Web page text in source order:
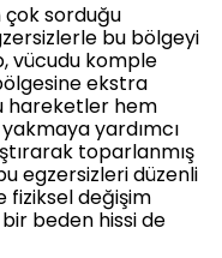
sorduğu
bu bölgeyi
vücudu komple
ekstra
hareketler hem
yardımcı
toparlanmış
egzersizleri düzenli
fiziksel değişim
beden hissi de